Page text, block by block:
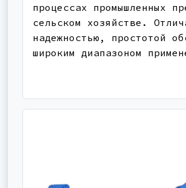
процессах промышленных
сельском хозяйстве.
надежностью, простотой
широким диапазоном